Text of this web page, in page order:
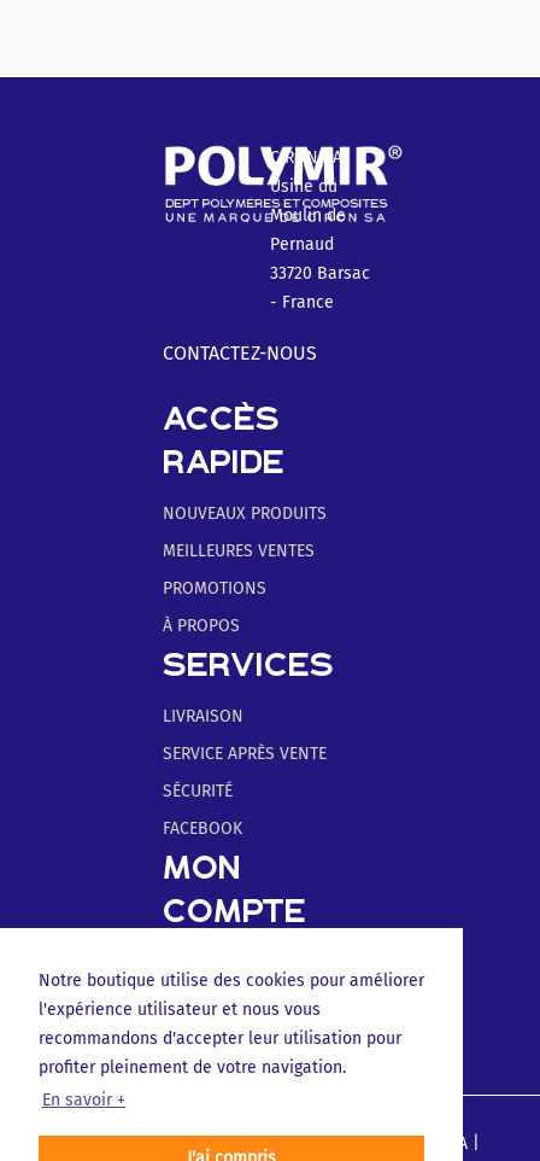
Notre boutique utilise des cookies pour améliorer
l'expérience utilisateur et nous vous
recommandons d'accepter leur utilisation pour
profiter pleinement de votre navigation.
En savoir +
CIRON SA
Usine du
Moulin de
Pernaud
33720 Barsac
- France
CONTACTEZ-NOUS
ACCÈS
RAPIDE
NOUVEAUX PRODUITS
MEILLEURES VENTES
PROMOTIONS
À PROPOS
SERVICES
LIVRAISON
SERVICE APRÈS VENTE
SÉCURITÉ
FACEBOOK
MON
COMPTE
MES ADRESSES
MES COMMANDES
© Copyright 2020 Polymir | Une marque de CIRON SA |